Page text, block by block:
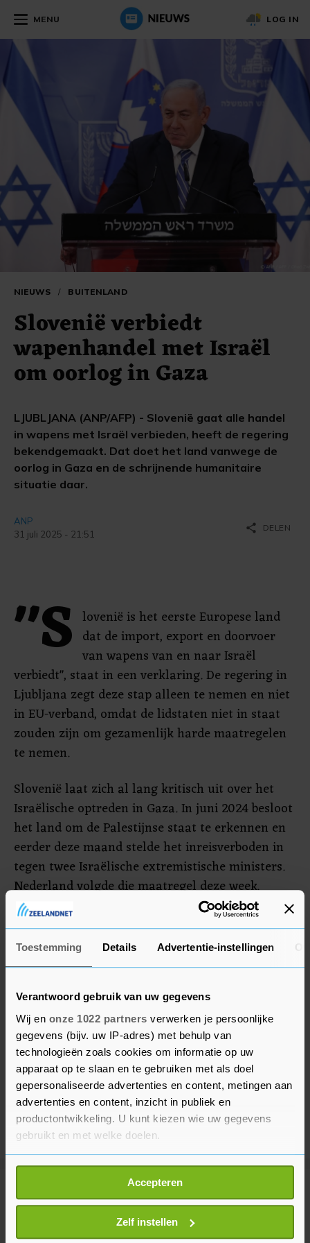
Toestemming Details Advertentie-instellingen
Verantwoord gebruik van uw gegevens
Wij en onze 1022 partners verwerken je persoonlijke
gegevens (bijv. uw IP-adres) met behulp van
technologieën zoals cookies om informatie op uw
apparaat op te slaan en te gebruiken met als doel
gepersonaliseerde advertenties en content, metingen aan
advertenties en content, inzicht in publiek en
productontwikkeling. U kunt kiezen wie uw gegevens
gebruikt en met welke doelen.
Als u het toestaat, willen we ook graag:
Informatie verzamelen over uw geografische
locatie, die tot een paar meter nauwkeurig kan zijn
Uw apparaat identificeren door het actief te
scannen op specifieke eigenschappen (fingerprinting)
Accepteren
Zelf instellen
MENU LOG IN
NIEUWS / BUITENLAND
Slovenië verbiedt
wapenhandel met Israël
om oorlog in Gaza
LJUBLJANA (ANP/AFP) - Slovenië gaat alle handel
in wapens met Israël verbieden, heeft de regering
bekendgemaakt. Dat doet het land vanwege de
oorlog in Gaza en de schrijnende humanitaire
situatie daar.
ANP
31 juli 2025 - 21:51
share DELEN
"S lovenië is het eerste Europese land
dat de import, export en doorvoer
van wapens van en naar Israël
verbiedt", staat in een verklaring. De regering in
Ljubljana zegt deze stap alleen te nemen en niet
in EU-verband, omdat de lidstaten niet in staat
zouden zijn om gezamenlijk harde maatregelen
te nemen.
Slovenië laat zich al lang kritisch uit over het
Israëlische optreden in Gaza. In juni 2024 besloot
het land om de Palestijnse staat te erkennen en
eerder deze maand stelde het inreisverboden in
tegen twee Israëlische extremistische ministers.
Nederland volgde die maatregel deze week.
Meer uit Buitenland